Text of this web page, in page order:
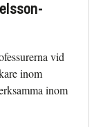
vid
inom
inom